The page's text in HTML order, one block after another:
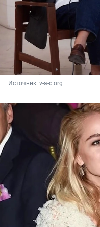
Источник: v-a-c.org